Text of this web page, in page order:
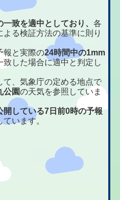
一致を適中としており、各
る検証方法の基準に則り
報と実際の24時間中の1mm
致した場合に適中と判定し
、気象庁の定める地点で
公園の天気を参照していま
開している7日前0時の予報
います。